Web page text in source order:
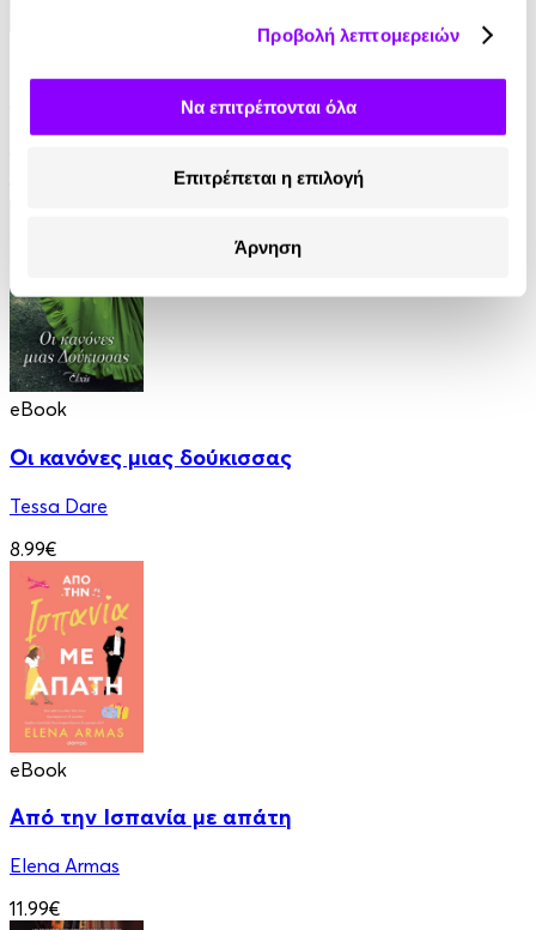
Προβολή λεπτομερειών
Να επιτρέπονται όλα
Επιτρέπεται η επιλογή
Άρνηση
Για την Καρδιά ενός Εργένη
eBook
Οι κανόνες μιας δούκισσας
Tessa Dare
8.99€
eBook
Από την Ισπανία με απάτη
Elena Armas
11.99€